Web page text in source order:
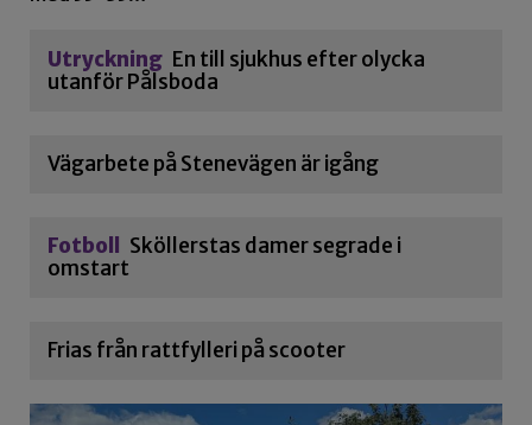
Utryckning En till sjukhus efter olycka
utanför Pålsboda
Vägarbete på Stenevägen är igång
Fotboll Sköllerstas damer segrade i
omstart
Frias från rattfylleri på scooter